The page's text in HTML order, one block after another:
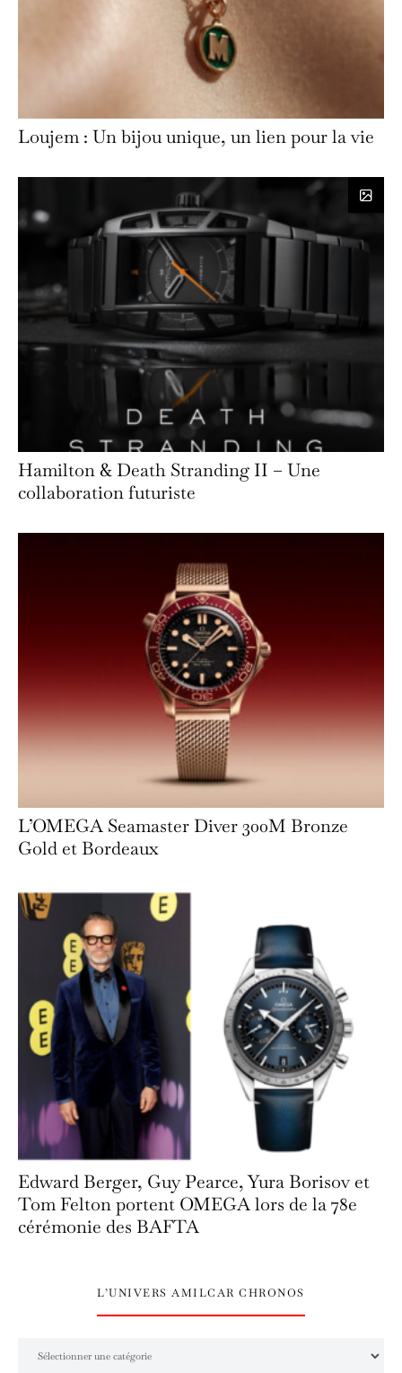
Loujem : Un bijou unique, un lien pour la vie
Hamilton & Death Stranding II – Une
collaboration futuriste
L’OMEGA Seamaster Diver 300M Bronze
Gold et Bordeaux
Edward Berger, Guy Pearce, Yura Borisov et
Tom Felton portent OMEGA lors de la 78e
cérémonie des BAFTA
L’UNIVERS AMILCAR CHRONOS